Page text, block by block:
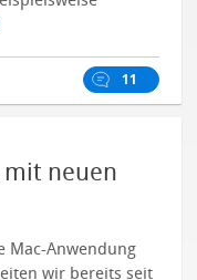
11
mit neuen
Mac-Anwendung
wir bereits seit